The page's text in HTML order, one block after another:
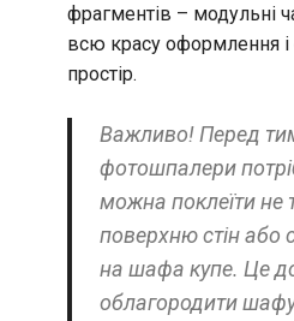
фрагментів – модульні
всю красу оформлення і
простір.
Важливо! Перед
фотошпалери
можна поклеїти не
поверхню стін або
на шафа купе. Це
облагородити шафу